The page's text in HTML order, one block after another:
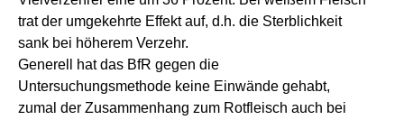
trat der umgekehrte Effekt auf, d.h. die Sterblichkeit
sank bei höherem Verzehr.
Generell hat das BfR gegen die
Untersuchungsmethode keine Einwände gehabt,
zumal der Zusammenhang zum Rotfleisch auch bei